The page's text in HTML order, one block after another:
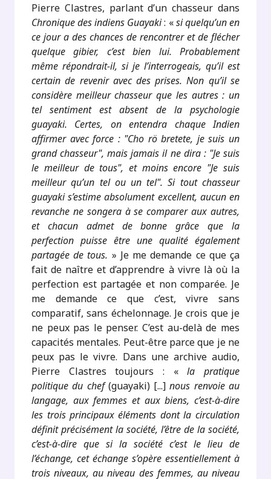
Pierre Clastres, parlant d’un chasseur dans
Chronique des indiens Guayaki: «si quelqu’un en
ce jour a des chances de rencontrer et de flécher
quelque gibier, c’est bien lui. Probablement
même répondrait-il, si je l’interrogeais, qu’il est
certain de revenir avec des prises. Non qu’il se
considère meilleur chasseur que les autres : un
tel sentiment est absent de la psychologie
guayaki. Certes, on entendra chaque Indien
affirmer avec force : "Cho rö bretete, je suis un
grand chasseur", mais jamais il ne dira : "Je suis
le meilleur de tous", et moins encore "Je suis
meilleur qu’un tel ou un tel". Si tout chasseur
guayaki s’estime absolument excellent, aucun en
revanche ne songera à se comparer aux autres,
et chacun admet de bonne grâce que la
perfection puisse être une qualité également
partagée de tous. » Je me demande ce que ça
fait de naître et d’apprendre à vivre là où la
perfection est partagée et non comparée. Je
me demande ce que c’est, vivre sans
comparatif, sans échelonnage. Je crois que je
ne peux pas le penser. C’est au-delà de mes
capacités mentales. Peut-être parce que je ne
peux pas le vivre. Dans une archive audio,
Pierre Clastres toujours : «la pratique
politique du chef(guayaki) [...] nous renvoie au
langage, aux femmes et aux biens, c’est-à-dire
les trois principaux éléments dont la circulation
définit précisément la société, l’être de la société,
c’est-à-dire que si la société c’est le lieu de
l’échange, cet échange s’opère essentiellement à
trois niveaux, au niveau des femmes, au niveau